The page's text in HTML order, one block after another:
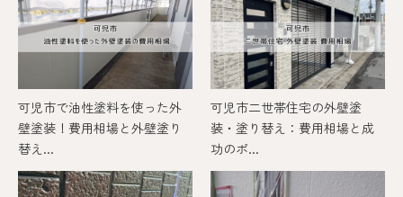
可児市で油性塗料を使った外
壁塗装！費用相場と外壁塗り
替え...
可児市二世帯住宅の外壁塗
装・塗り替え：費用相場と成
功のポ...